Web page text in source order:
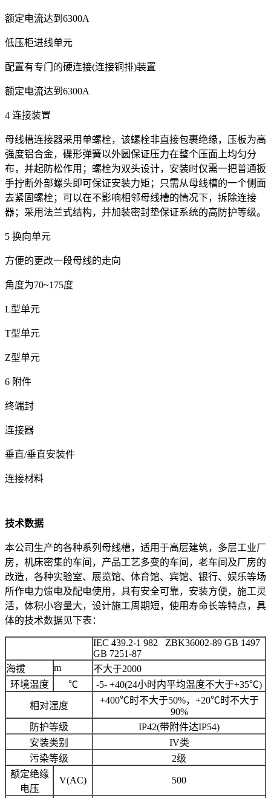
额定电流达到6300A
低压柜进线单元
配置有专门的硬连接(连接铜排)装置
额定电流达到6300A
4 连接装置
母线槽连接器采用单螺栓，该螺栓非直接包裹绝缘，压板为高
强度铝合金，碟形弹簧以外圆保证压力在整个压面上均匀分
布，并起防松作用；螺栓为双头设计，安装时仅需一把普通扳
手拧断外部螺头即可保证安装力矩；只需从母线槽的一个侧面
去紧固螺栓；可以在不影响相邻母线槽的情况下，拆除连接
器；采用法兰式结构，并加装密封垫保证系统的高防护等级。
5 换向单元
方便的更改一段母线的走向
角度为70~175度
L型单元
T型单元
Z型单元
6 附件
终端封
连接器
垂直/垂直安装件
连接材料
技术数据
本公司生产的各种系列母线槽，适用于高层建筑，多层工业厂
房，机床密集的车间，产品工艺多变的车间，老车间及厂房的
改造，各种实验室、展览馆、体育馆、宾馆、银行、娱乐等场
所作电力馈电及配电使用，具有安全可靠，安装方便，施工灵
活，体积小容量大，设计施工周期短，使用寿命长等特点，具
体的技术数据见下表：
IEC 439.2-1 982 ZBK36002-89 GB 1497
GB 7251-87
海拔
m
不大于2000
环境温度
℃ -5- +40(24小时内平均温度不大于+35℃)
相对湿度
+400℃时不大于50%，+20℃时不大于
90%
防护等级
IP42(带附件达IP54)
安装类别
IV类
污染等级
2级
额定绝缘
电压
V(AC) 500